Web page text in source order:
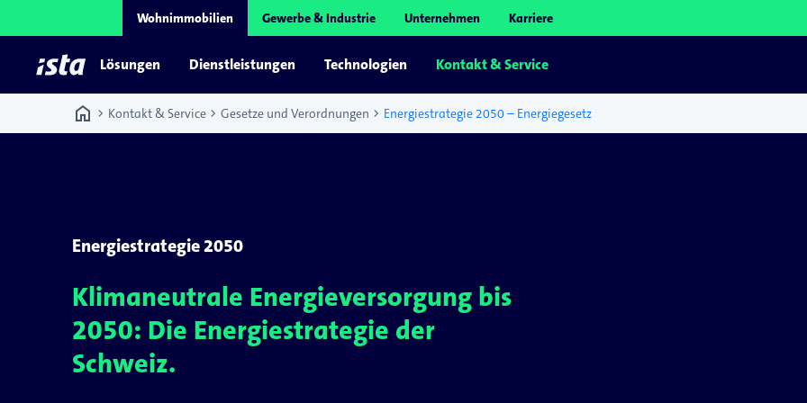
Wohnimmobilien Gewerbe & Industrie Unternehmen Karriere
Lösungen Dienstleistungen Technologien Kontakt & Service
home chevron_right Kontakt & Service chevron_right Gesetze und Verordnungen chevron_right Energiestrategie 2050 – Energiegesetz
Energiestrategie 2050
Klimaneutrale Energieversorgung bis
2050: Die Energiestrategie der
Schweiz.